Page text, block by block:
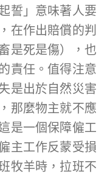
誓」意味著人要
在作出賠償的判
是死是傷），也
責任。值得注意
是出於自然災害
那麼物主就不應
是一個保障僱工
主工作反蒙受損
牧羊時，拉班不